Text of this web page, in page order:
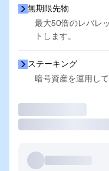
無期限先物
最大50倍のレバレ
トします。
ステーキング
暗号資産を運用し